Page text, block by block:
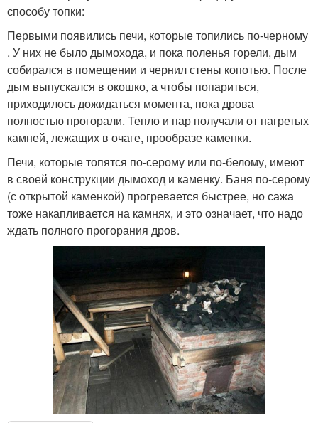
способу топки:
Первыми появились печи, которые топились по-черному
. У них не было дымохода, и пока поленья горели, дым
собирался в помещении и чернил стены копотью. После
дым выпускался в окошко, а чтобы попариться,
приходилось дожидаться момента, пока дрова
полностью прогорали. Тепло и пар получали от нагретых
камней, лежащих в очаге, прообразе каменки.
Печи, которые топятся по-серому или по-белому, имеют
в своей конструкции дымоход и каменку. Баня по-серому
(с открытой каменкой) прогревается быстрее, но сажа
тоже накапливается на камнях, и это означает, что надо
ждать полного прогорания дров.